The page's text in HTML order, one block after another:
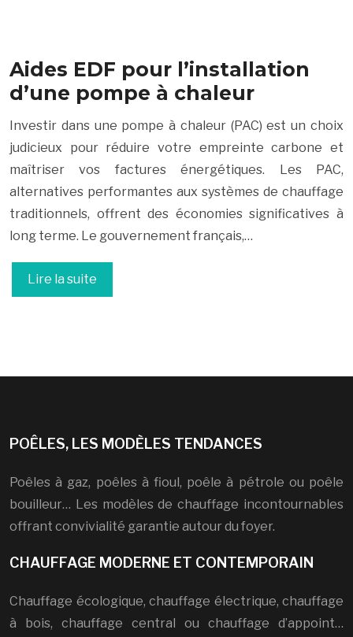
Aides EDF pour l’installation
d’une pompe à chaleur
Investir dans une pompe à chaleur (PAC) est un choix
judicieux pour réduire votre empreinte carbone et
maîtriser vos factures énergétiques. Les PAC,
alternatives performantes aux systèmes de chauffage
traditionnels, offrent des économies significatives à
long terme. Le gouvernement français,…
Lire la suite
POÊLES, LES MODÈLES TENDANCES
Poêles à gaz, poêles à fioul, poêle à pétrole ou poêle
bouilleur… Les modèles de chauffage incontournables
offrant convivialité garantie autour du foyer.
CHAUFFAGE MODERNE ET CONTEMPORAIN
Chauffage écologique, chauffage électrique, chauffage
à bois, chauffage central ou chauffage d’appoint…